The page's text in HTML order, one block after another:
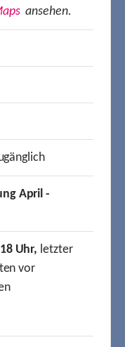
ansehen.
April -
Uhr, letzter
vor